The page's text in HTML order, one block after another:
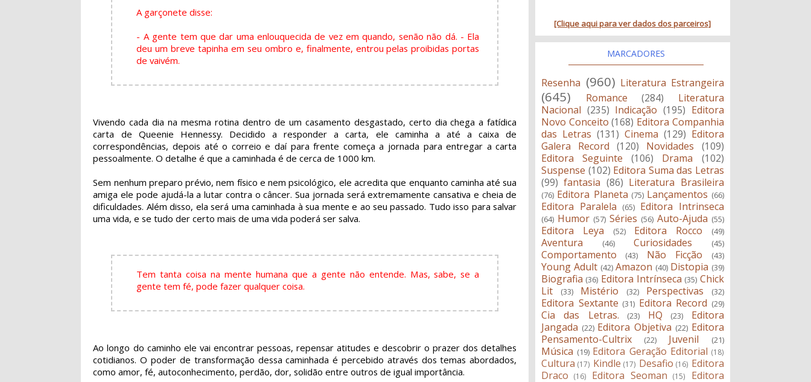
A garçonete disse:
- A gente tem que dar uma enlouquecida de vez em quando, senão não dá. - Ela
deu um breve tapinha em seu ombro e, finalmente, entrou pelas proibidas portas
de vaivém.
Vivendo cada dia na mesma rotina dentro de um casamento desgastado, certo dia chega a fatídica
carta de Queenie Hennessy. Decidido a responder a carta, ele caminha a até a caixa de
correspondências, depois até o correio e daí para frente começa a jornada para entregar a carta
pessoalmente. O detalhe é que a caminhada é de cerca de 1000 km.
Sem nenhum preparo prévio, nem físico e nem psicológico, ele acredita que enquanto caminha até sua
amiga ele pode ajudá-la a lutar contra o câncer. Sua jornada será extremamente cansativa e cheia de
dificuldades. Além disso, ela será uma caminhada à sua mente e ao seu passado. Tudo isso para salvar
uma vida, e se tudo der certo mais de uma vida poderá ser salva.
Tem tanta coisa na mente humana que a gente não entende. Mas, sabe, se a
gente tem fé, pode fazer qualquer coisa.
Ao longo do caminho ele vai encontrar pessoas, repensar atitudes e descobrir o prazer dos detalhes
cotidianos. O poder de transformação dessa caminhada é percebido através dos temas abordados,
como amor, fé, autoconhecimento, perdão, dor, solidão entre outros de igual importância.
[Clique aqui para ver dados dos parceiros]
MARCADORES
Resenha (960) Literatura Estrangeira
(645) Romance (284)
Literatura
Nacional (235) Indicação (195) Editora
Novo Conceito (168) Editora Companhia
das Letras (131) Cinema (129) Editora
Galera Record
(120) Novidades
(109)
Editora Seguinte
(106) Drama
(102)
Suspense (102) Editora Suma das Letras
(99) fantasia (86) Literatura Brasileira
(76) Editora Planeta (75) Lançamentos (66)
Editora Paralela (65) Editora Intrinseca
(64) Humor (57) Séries (56) Auto-Ajuda (55)
Editora Leya (52) Editora Rocco (49)
Aventura (46) Curiosidades (45)
Comportamento (43) Não Ficção (43)
Young Adult (42) Amazon (40) Distopia (39)
Biografia (36) Editora Intrínseca (35) Chick
Lit
(33) Mistério (32) Perspectivas (32)
Editora Sextante (31) Editora Record (29)
Cia das Letras. (23) HQ (23)
Editora
Jangada (22) Editora Objetiva (22) Editora
Pensamento-Cultrix
(22) Juvenil (21)
Música (19) Editora Geração Editorial (18)
Cultura (17) Kindle (17) Desafio (16) Editora
Draco
(16) Editora Seoman (15)
Editora